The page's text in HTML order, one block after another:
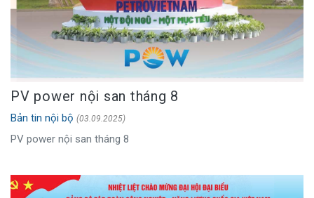
PV power nội san tháng 8
Bản tin nội bộ (03.09.2025)
PV power nội san tháng 8